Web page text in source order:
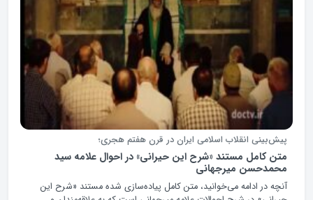
پیش‌بینی انقلاب اسلامی ایران در قرن هفتم هجری؛
متن کامل مستند «شرح این حیرانی» در احوال علامه سید
محمدحسن میرجهانی
آنچه در ادامه می‌خوانید، متن کامل پیاده‌سازی شده مستند «شرح این